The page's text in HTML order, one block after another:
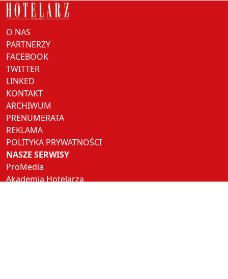
O NAS
PARTNERZY
FACEBOOK
TWITTER
LINKED
KONTAKT
ARCHIWUM
PRENUMERATA
REKLAMA
POLITYKA PRYWATNOŚCI
NASZE SERWISY
ProMedia
Akademia Hotelarza